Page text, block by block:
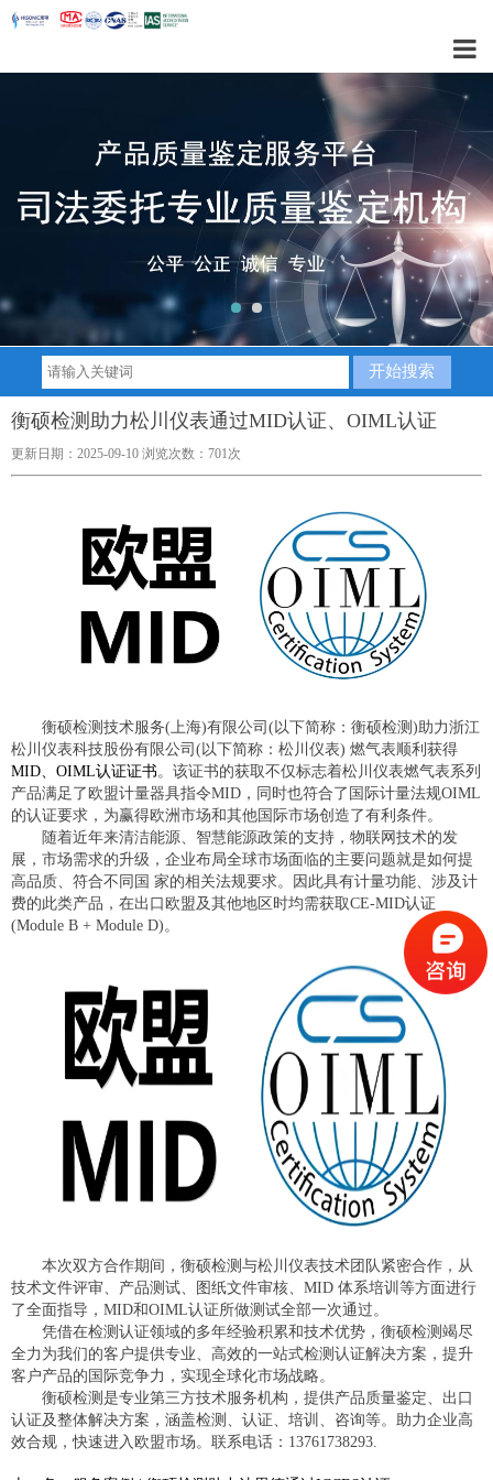
衡硕检测助力松川仪表通过MID认证、OIML认证
更新日期：2025-09-10 浏览次数：701次
衡硕检测技术服务(上海)有限公司(以下简称：衡硕检测)助力浙江
松川仪表科技股份有限公司(以下简称：松川仪表) 燃气表顺利获得
MID、OIML认证证书 。该证书的获取不仅标志着松川仪表燃气表系列
产品满足了欧盟计量器具指令MID，同时也符合了国际计量法规OIML
的认证要求，为赢得欧洲市场和其他国际市场创造了有利条件。
随着近年来清洁能源、智慧能源政策的支持，物联网技术的发
展，市场需求的升级，企业布局全球市场面临的主要问题就是如何提
高品质、符合不同国 家的相关法规要求。因此具有计量功能、涉及计
费的此类产品，在出口欧盟及其他地区时均需获取CE-MID认证
(Module B + Module D)。
本次双方合作期间，衡硕检测与松川仪表技术团队紧密合作，从
技术文件评审、产品测试、图纸文件审核、MID 体系培训等方面进行
了全面指导，MID和OIML认证所做测试全部一次通过。
凭借在检测认证领域的多年经验积累和技术优势，衡硕检测竭尽
全力为我们的客户提供专业、高效的一站式检测认证解决方案，提升
客户产品的国际竞争力，实现全球化市场战略。
衡硕检测是专业第三方技术服务机构，提供产品质量鉴定、出口
认证及整体解决方案，涵盖检测、认证、培训、咨询等。助力企业高
效合规，快速进入欧盟市场。联系电话：13761738293.